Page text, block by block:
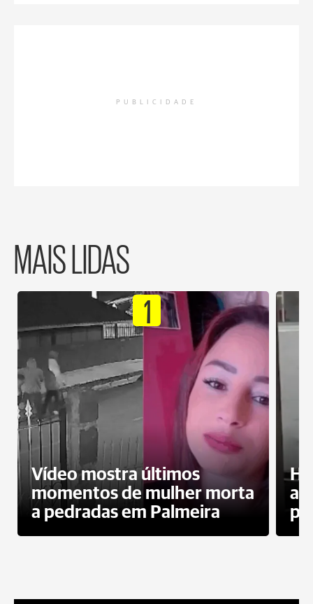
PUBLICIDADE
MAIS LIDAS
1
Vídeo mostra últimos
momentos de mulher morta
a pedradas em Palmeira